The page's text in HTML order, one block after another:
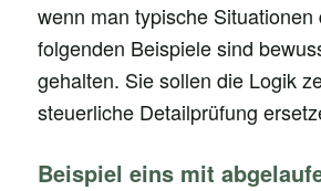
wenn man typische
folgenden Beispiele sind
gehalten. Sie sollen die Logik
steuerliche Detailprüfung
Beispiel eins mit